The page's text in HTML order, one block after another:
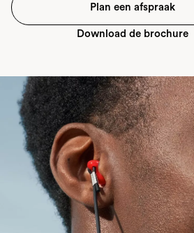
Plan een afspraak
Download de brochure